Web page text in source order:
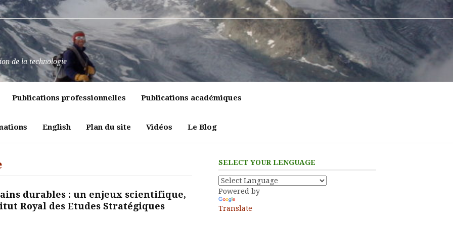
de la technologie
Publications professionnelles Publications académiques
English Plan du site Vidéos Le Blog
durables : un enjeux scientifique,
Royal des Etudes Stratégiques
SELECT YOUR LENGUAGE
Powered by
Translate